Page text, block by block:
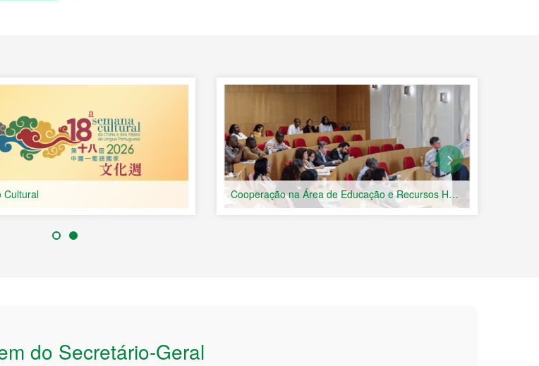
Cultural Cooperação na Área de Educação e Recursos Humanos
do Secretário-Geral